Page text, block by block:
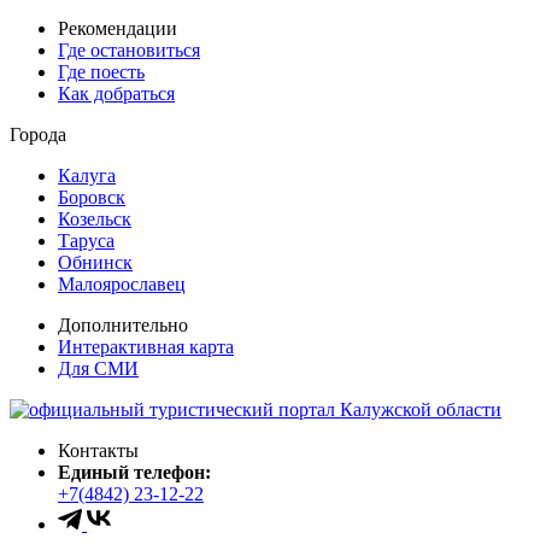
Рекомендации
Где остановиться
Где поесть
Как добраться
Города
Калуга
Боровск
Козельск
Таруса
Обнинск
Малоярославец
Дополнительно
Интерактивная карта
Для СМИ
Контакты
Единый телефон:
+7(4842) 23-12-22